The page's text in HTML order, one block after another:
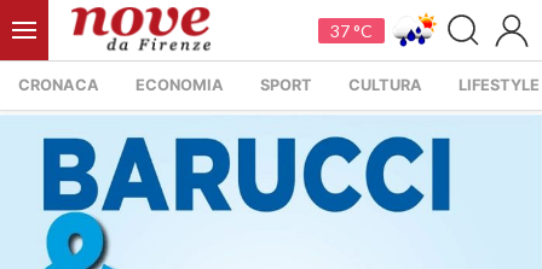
37 °C
CRONACA ECONOMIA SPORT CULTURA LIFESTYLE